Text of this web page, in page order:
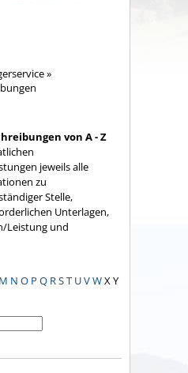
»
von A - Z
jeweils alle
zu
Stelle,
Unterlagen,
Leistung und
M N O P Q RST UVWXY